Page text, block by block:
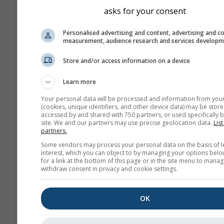
Expunerile de scurtă
uman și pot îngreuna
contribui la ploaia acidă,
Copiii, vârstnicii și
care suferă de astm sunt
de sensibile la efectele
Dioxidul de azot (NO₂)este
brun-roșiatic cu un miros
înțepător, fiind un poluant
important. Principala sursă
azot este arderea
asks for your consent
Personalised advertising and content, advertising and
measurement, audience research and services
Store and/or access information on a device
Learn more
Your personal data will be processed and information from
(cookies, unique identifiers, and other device data) may be
accessed by and shared with 750 partners, or used specifically
site. We and our partners may use precise geolocation data.
partners.
Some vendors may process your personal data on the basis of
interest, which you can object to by managing your options
for a link at the bottom of this page or in the site menu to
withdraw consent in privacy and cookie settings.
OK